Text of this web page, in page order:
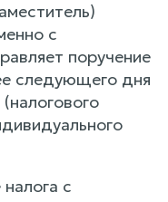
с
поручение
следующего дня
с